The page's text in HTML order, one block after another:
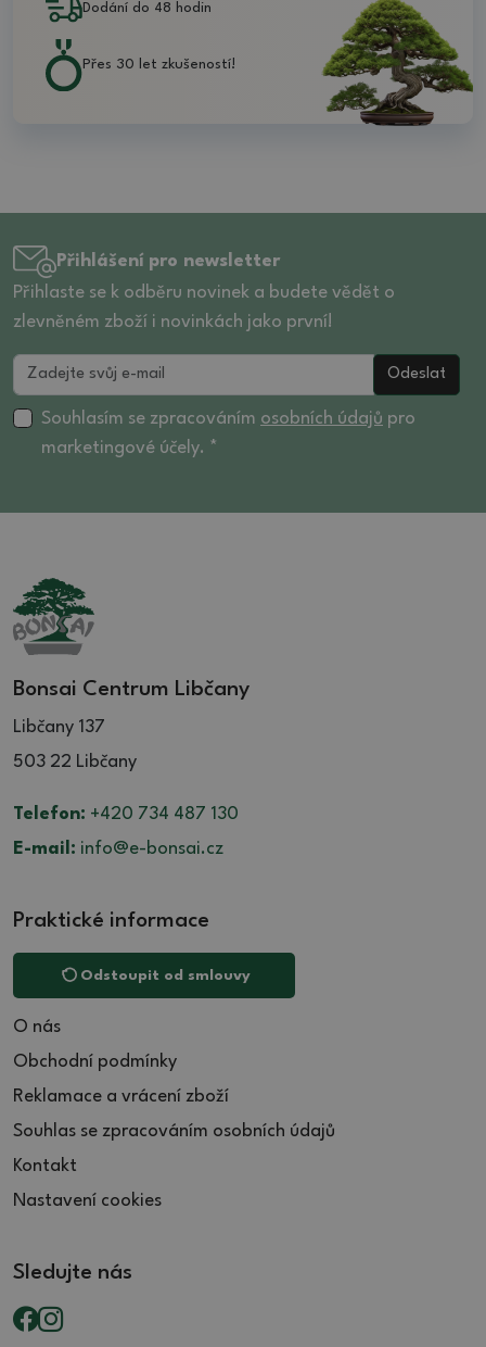
Dodání do 48 hodin
Přes 30 let zkušeností!
Přihlášení pro newsletter
Přihlaste se k odběru novinek a budete vědět o
zlevněném zboží i novinkách jako první!
Odeslat
Souhlasím se zpracováním osobních údajů pro
marketingové účely. *
Bonsai Centrum Libčany
Libčany 137
503 22 Libčany
Telefon: +420 734 487 130
E-mail: info@e-bonsai.cz
Praktické informace
Odstoupit od smlouvy
O nás
Obchodní podmínky
Reklamace a vrácení zboží
Souhlas se zpracováním osobních údajů
Kontakt
Nastavení cookies
Sledujte nás